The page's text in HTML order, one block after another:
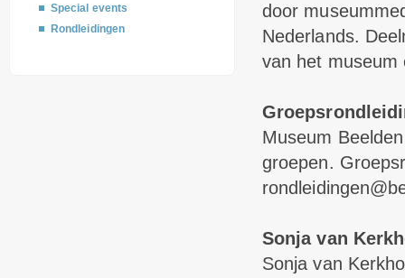
Special events
Rondleidingen
door
Nederlands.
van het museum
Museum
groepen.
Sonja van
Sonja van